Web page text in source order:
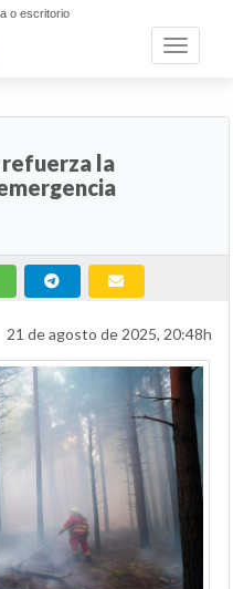
o escritorio
Toggle
la
21 de agosto de 2025, 20:48h